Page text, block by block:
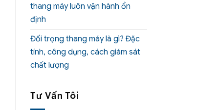
thang máy luôn vận hành ổn
định
Đối trọng thang máy là gì? Đặc
tính, công dụng, cách giám sát
chất lượng
Tư Vấn Tôi